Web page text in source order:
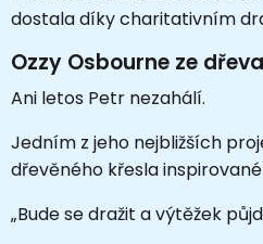
dostala díky charitativním
Ozzy Osbourne ze
Ani letos Petr nezahálí.
Jedním z jeho nejbližších
dřevěného křesla
„Bude se dražit a výtěžek